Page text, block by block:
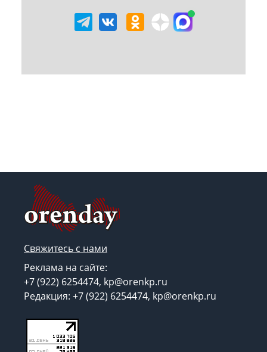
Свяжитесь с нами
Реклама на сайте:
+7 (922) 6254474, kp@orenkp.ru
Редакция: +7 (922) 6254474, kp@orenkp.ru